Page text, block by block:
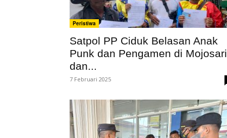
Peristiwa
Satpol PP Ciduk Belasan Anak
Punk dan Pengamen di Mojosari
dan...
7 Februari 2025